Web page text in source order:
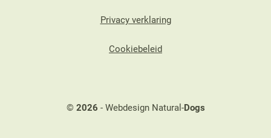
Privacy verklaring
Cookiebeleid
© 2026 - Webdesign Natural-Dogs